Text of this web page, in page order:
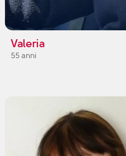
Valeria
55 anni